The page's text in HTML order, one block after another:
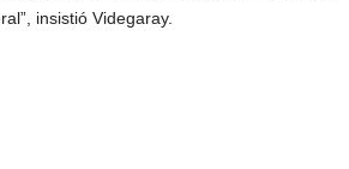
insistió Videgaray.